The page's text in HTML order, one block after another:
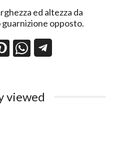
ed altezza da
opposto.
viewed